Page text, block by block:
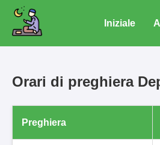
Iniziale
Orari di preghiera
Preghiera